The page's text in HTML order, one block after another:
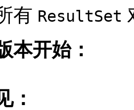
有 ResultSet
本开始：
：